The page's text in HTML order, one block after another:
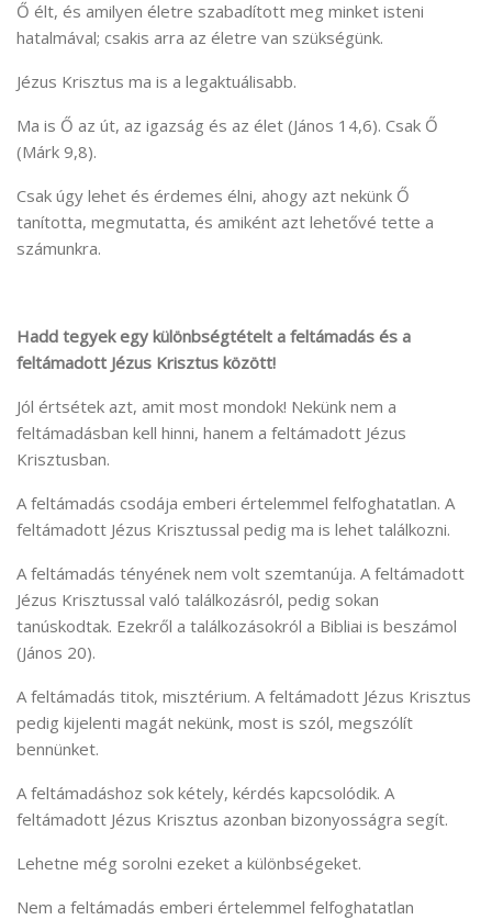
Ő élt, és amilyen életre szabadított meg minket isteni
hatalmával; csakis arra az életre van szükségünk.
Jézus Krisztus ma is a legaktuálisabb.
Ma is Ő az út, az igazság és az élet (János 14,6). Csak Ő
(Márk 9,8).
Csak úgy lehet és érdemes élni, ahogy azt nekünk Ő
tanította, megmutatta, és amiként azt lehetővé tette a
számunkra.
Hadd tegyek egy különbségtételt a feltámadás és a
feltámadott Jézus Krisztus között!
Jól értsétek azt, amit most mondok! Nekünk nem a
feltámadásban kell hinni, hanem a feltámadott Jézus
Krisztusban.
A feltámadás csodája emberi értelemmel felfoghatatlan. A
feltámadott Jézus Krisztussal pedig ma is lehet találkozni.
A feltámadás tényének nem volt szemtanúja. A feltámadott
Jézus Krisztussal való találkozásról, pedig sokan
tanúskodtak. Ezekről a találkozásokról a Bibliai is beszámol
(János 20).
A feltámadás titok, misztérium. A feltámadott Jézus Krisztus
pedig kijelenti magát nekünk, most is szól, megszólít
bennünket.
A feltámadáshoz sok kétely, kérdés kapcsolódik. A
feltámadott Jézus Krisztus azonban bizonyosságra segít.
Lehetne még sorolni ezeket a különbségeket.
Nem a feltámadás emberi értelemmel felfoghatatlan